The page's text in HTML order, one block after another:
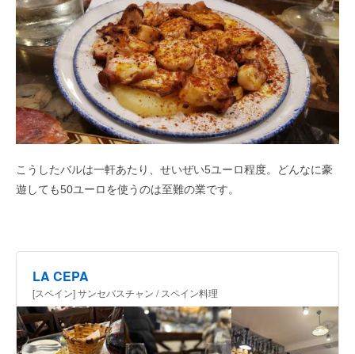
こうしたバルは一軒あたり、せいぜい5ユーロ程度。どんなに豪
遊しても50ユーロを使うのは至難の業です。
LA CEPA
[スペイン] サンセバスチャン / スペイン料理